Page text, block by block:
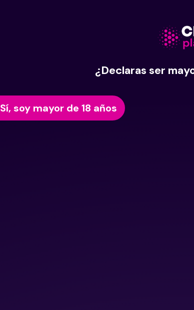
¿Declaras ser
Sí, soy mayor de 18 años